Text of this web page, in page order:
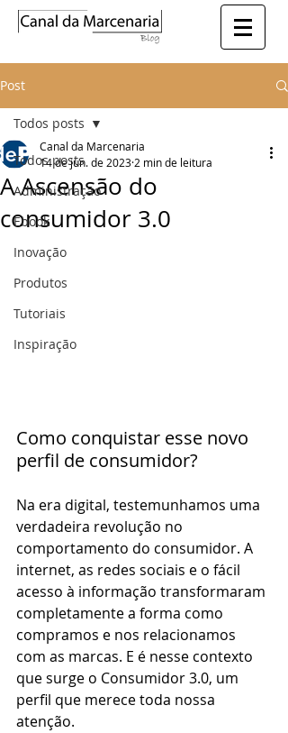
Post
Todos posts
Administração
Ebook
Inovação
Produtos
Tutoriais
Inspiração
Todos posts
A Ascensão do
consumidor 3.0
Canal da Marcenaria
14 de jun. de 2023 2 min de leitura
Como conquistar esse novo
perfil de consumidor?
Na era digital, testemunhamos uma
verdadeira revolução no
comportamento do consumidor. A
internet, as redes sociais e o fácil
acesso à informação transformaram
completamente a forma como
compramos e nos relacionamos
com as marcas. E é nesse contexto
que surge o Consumidor 3.0, um
perfil que merece toda nossa
atenção.